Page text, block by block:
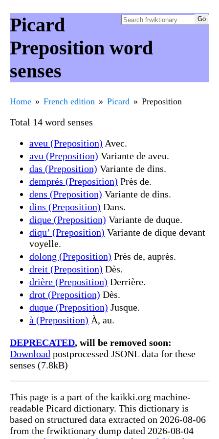
Picard
Preposition word
senses
Home French edition Picard Preposition
Total 14 word senses
aveu (Preposition) Avec.
avu (Preposition) Variante de aveu.
das (Preposition) Variante de dins.
demprés (Preposition) Près de.
dens (Preposition) Variante de dins.
dins (Preposition) Dans.
dique (Preposition) Variante de duque.
diqu’ (Preposition) Variante de dique devant
voyelle.
dolong (Preposition) Près de, auprès.
dreit (Preposition) Dès.
drière (Preposition) Derrière.
drot (Preposition) Dès.
duque (Preposition) Jusque.
à (Preposition) À, au.
DEPRECATED, will be removed soon:
Download postprocessed JSONL data for these
senses (7.8kB)
This page is a part of the kaikki.org machine-
readable Picard dictionary. This dictionary is
based on structured data extracted on 2026-08-06
from the frwiktionary dump dated 2026-08-04